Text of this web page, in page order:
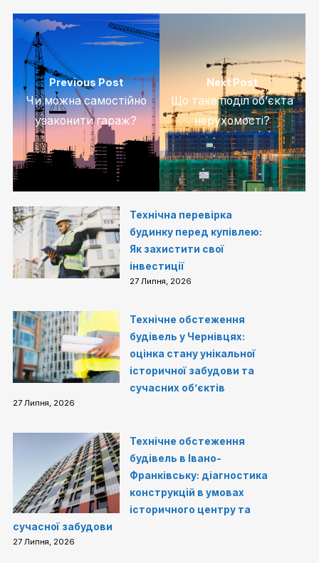
Previous Post
Чи можна самостійно
узаконити гараж?
Next Post
Що таке поділ об’єкта
нерухомості?
Технічна перевірка
будинку перед купівлею:
Як захистити свої
інвестиції
27 Липня, 2026
Технічне обстеження
будівель у Чернівцях:
оцінка стану унікальної
історичної забудови та
сучасних об’єктів
27 Липня, 2026
Технічне обстеження
будівель в Івано-
Франківську: діагностика
конструкцій в умовах
історичного центру та
сучасної забудови
27 Липня, 2026